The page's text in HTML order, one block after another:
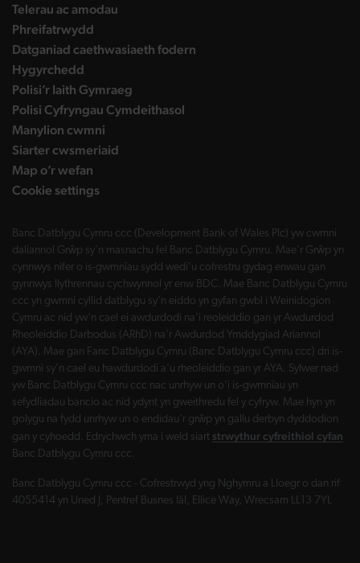
Telerau ac amodau
Phreifatrwydd
Datganiad caethwasiaeth fodern
Hygyrchedd
Polisi’r Iaith Gymraeg
Polisi Cyfryngau Cymdeithasol
Manylion cwmni
Siarter cwsmeriaid
Map o’r wefan
Cookie settings
Banc Datblygu Cymru ccc (Development Bank of Wales Plc) yw cwmni
daliannol Grŵp sy'n masnachu fel Banc Datblygu Cymru. Mae'r Grŵp yn
cynnwys nifer o is-gwmnïau sydd wedi'u cofrestru gydag enwau gan
gynnwys llythrennau cychwynnol yr enw BDC. Mae Banc Datblygu Cymru
ccc yn gwmni cyllid datblygu sy'n eiddo yn gyfan gwbl i Weinidogion
Cymru ac nid yw'n cael ei awdurdodi na'i reoleiddio gan yr Awdurdod
Rheoleiddio Darbodus (ARhD) na'r Awdurdod Ymddygiad Ariannol
(AYA). Mae gan Fanc Datblygu Cymru (Banc Datblygu Cymru ccc) dri is-
gwmni sy'n cael eu hawdurdodi a'u rheoleiddio gan yr AYA. Sylwer nad
yw Banc Datblygu Cymru ccc nac unrhyw un o'i is-gwmnïau yn
sefydliadau bancio ac nid ydynt yn gweithredu fel y cyfryw. Mae hyn yn
golygu na fydd unrhyw un o endidau'r grŵp yn gallu derbyn dyddodion
gan y cyhoedd. Edrychwch yma i weld siart strwythur cyfreithiol cyfan
Banc Datblygu Cymru ccc.
Banc Datblygu Cymru ccc - Cofrestrwyd yng Nghymru a Lloegr o dan rif
4055414 yn Uned J, Pentref Busnes Iâl, Ellice Way, Wrecsam LL13 7YL